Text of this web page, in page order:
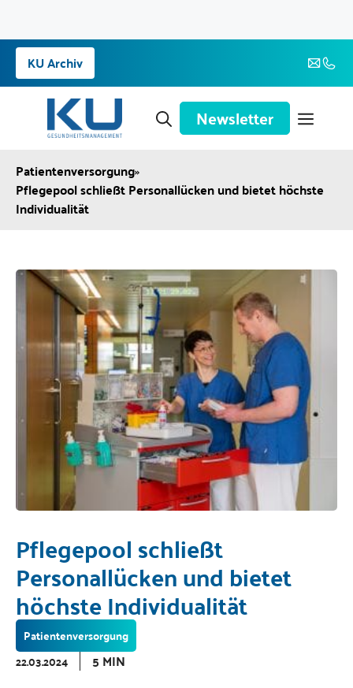
Zum
Inhalt
springen
KU Archiv
Newsletter
Patientenversorgung»
Pflegepool schließt Personallücken und bietet höchste
Individualität
Pflegepool schließt
Personallücken und bietet
höchste Individualität
Patientenversorgung
22.03.2024
5 MIN